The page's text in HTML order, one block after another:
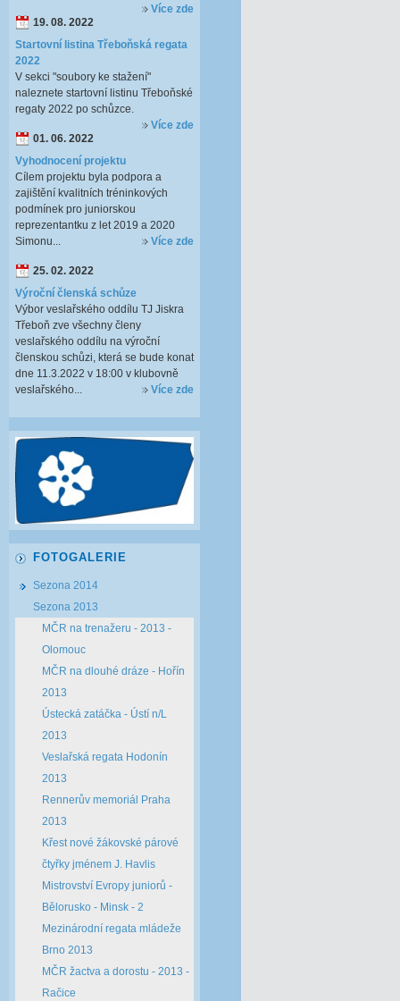
Více zde
19. 08. 2022
Startovní listina Třeboňská regata
2022
V sekci "soubory ke stažení"
naleznete startovní listinu Třeboňské
regaty 2022 po schůzce.
Více zde
01. 06. 2022
Vyhodnocení projektu
Cílem projektu byla podpora a
zajištění kvalitních tréninkových
podmínek pro juniorskou
reprezentantku z let 2019 a 2020
Simonu...
Více zde
25. 02. 2022
Výroční členská schůze
Výbor veslařského oddílu TJ Jiskra
Třeboň zve všechny členy
veslařského oddílu na výroční
členskou schůzi, která se bude konat
dne 11.3.2022 v 18:00 v klubovně
veslařského...
Více zde
FOTOGALERIE
Sezona 2014
Sezona 2013
MČR na trenažeru - 2013 -
Olomouc
MČR na dlouhé dráze - Hořín
2013
Ústecká zatáčka - Ústí n/L
2013
Veslařská regata Hodonín
2013
Rennerův memoriál Praha
2013
Křest nové žákovské párové
čtyřky jménem J. Havlis
Mistrovství Evropy juniorů -
Bělorusko - Minsk - 2
Mezinárodní regata mládeže
Brno 2013
MČR žactva a dorostu - 2013 -
Račice